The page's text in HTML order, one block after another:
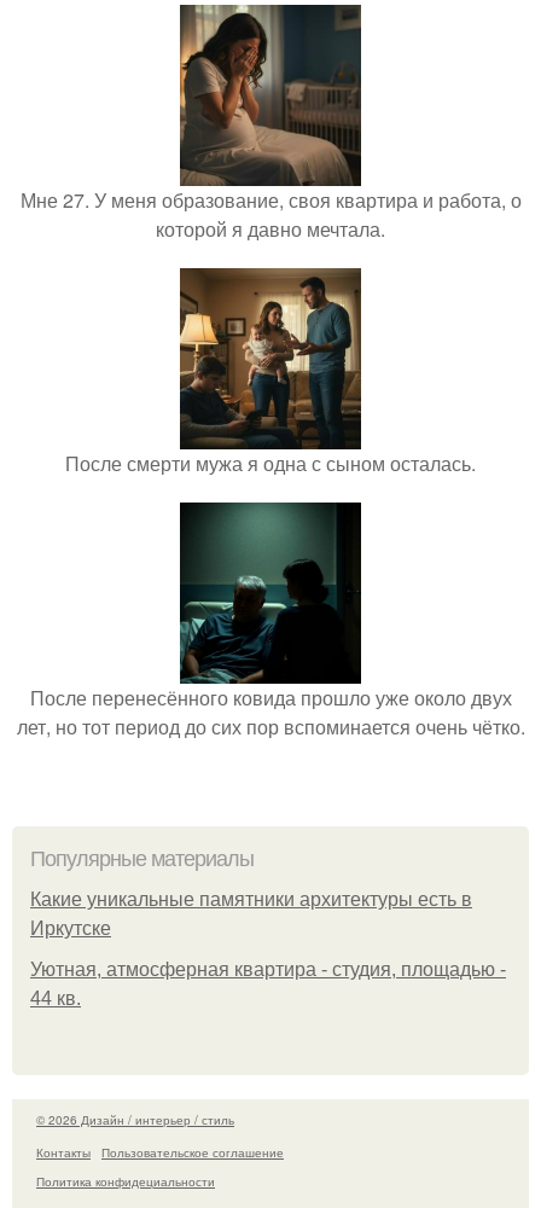
Мне 27. У меня образование, своя квартира и работа, о
которой я давно мечтала.
После смерти мужа я одна с сыном осталась.
После перенесённого ковида прошло уже около двух
лет, но тот период до сих пор вспоминается очень чётко.
Популярные материалы
Какие уникальные памятники архитектуры есть в
Иркутске
Уютная, атмосферная квартира - студия, площадью -
44 кв.
© 2026 Дизайн / интерьер / стиль
Контакты
Пользовательское соглашение
Политика конфидециальности